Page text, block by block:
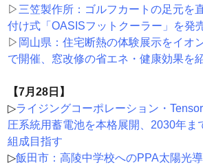
▷ 三笠製作所：ゴルフカートの足元を
付け式「OASISフットクーラー」を発
▷ 岡山県：住宅断熱の体験展示をイオ
で開催、窓改修の省エネ・健康効果を
【7月28日】
▷ライジングコーポレーション・
圧系統用蓄電池を本格展開、2030年ま
組成目指す
▷飯田市：高陵中学校へのPPA太陽光